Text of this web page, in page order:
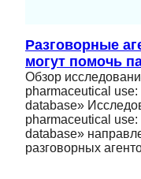
Разговорные
могут помочь
Обзор
pharmaceutical
database»
pharmaceutical
database»
разговорных